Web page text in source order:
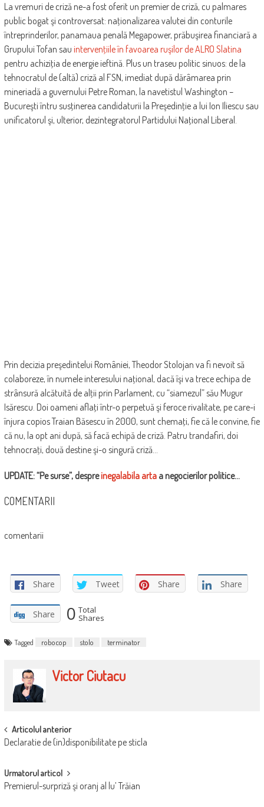
La vremuri de criză ne-a fost oferit un premier de criză, cu ­palmares
public bogat şi controversat: naţionalizarea valutei din conturile
întreprinderilor, panamaua penală Megapower, prăbuşirea financiară a
Grupului Tofan sau intervenţiile în favoarea ruşilor de ALRO Slatina
pentru achiziţia de energie ieftină. Plus un traseu politic sinuos: de la
tehnocratul de (altă) criză al FSN, imediat după dărâmarea prin
mineriadă a ­guvernului Petre Roman, la navetistul Washington –
Bucureşti întru susţinerea candidaturii la Preşedinţie a lui Ion Iliescu sau
unificatorul şi, ulterior, dezintegratorul Partidului Naţional ­Liberal.
Prin decizia preşedintelui României, Theodor Stolojan va fi nevoit să
colaboreze, în numele interesului naţional, dacă îşi va trece echipa de
strânsură alcătuită de alţii prin Parlament, cu “siamezul” său Mugur
Isărescu. Doi oameni aflaţi într-o ­perpetuă şi feroce rivalitate, pe care-i
înjura copios Traian Băsescu în 2000, sunt chemaţi, fie că le convine, fie
că nu, la opt ani după, să facă echipă de criză. Patru trandafiri, doi
tehnocraţi, două destine şi-o singură criză…
UPDATE: “Pe surse”, despreinegalabila artaa negocierilor politice…
COMENTARII
comentarii
Share Tweet Share Share
Share 0 Total
Shares
Tagged robocop stolo terminator
Victor Ciutacu
POST
NAVIGATION
Articolul anterior
Declaratie de (in)disponibilitate pe sticla
Urmatorul articol
Premierul-surpriză şi oranj al lu’ Trăian